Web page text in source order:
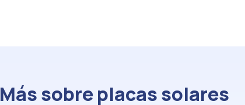
Más sobre placas solares